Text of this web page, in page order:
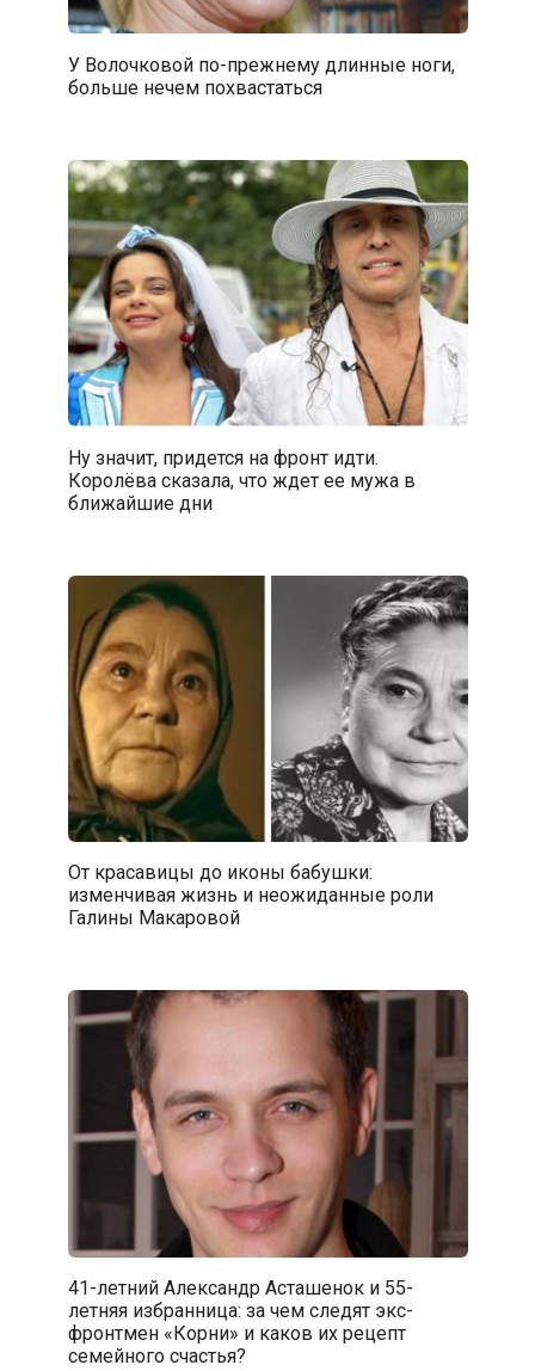
У Волочковой по-прежнему длинные ноги,
больше нечем похвастаться
Ну значит, придется на фронт идти.
Королёва сказала, что ждет ее мужа в
ближайшие дни
От красавицы до иконы бабушки:
изменчивая жизнь и неожиданные роли
Галины Макаровой
41-летний Александр Асташенок и 55-
летняя избранница: за чем следят экс-
фронтмен «Корни» и каков их рецепт
семейного счастья?